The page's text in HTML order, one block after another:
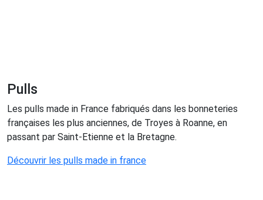
Pulls
Les pulls made in France fabriqués dans les bonneteries
françaises les plus anciennes, de Troyes à Roanne, en
passant par Saint-Etienne et la Bretagne.
Découvrir les pulls made in france